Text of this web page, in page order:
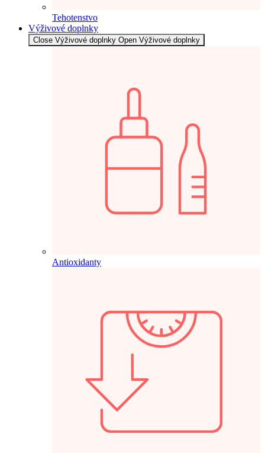
Tehotenstvo
Výživové doplnky
Close Výživové doplnky Open Výživové doplnky
Antioxidanty